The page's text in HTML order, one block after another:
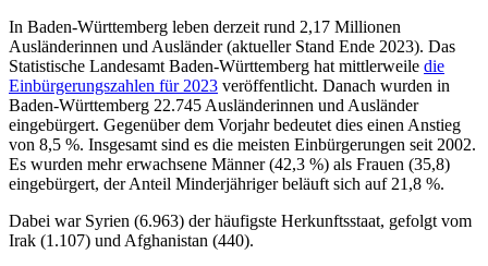
In Baden-Württemberg leben derzeit rund 2,17 Millionen
Ausländerinnen und Ausländer (aktueller Stand Ende 2023). Das
Statistische Landesamt Baden-Württemberg hat mittlerweile die
Einbürgerungszahlen für 2023 veröffentlicht. Danach wurden in
Baden-Württemberg 22.745 Ausländerinnen und Ausländer
eingebürgert. Gegenüber dem Vorjahr bedeutet dies einen Anstieg
von 8,5 %. Insgesamt sind es die meisten Einbürgerungen seit 2002.
Es wurden mehr erwachsene Männer (42,3 %) als Frauen (35,8)
eingebürgert, der Anteil Minderjähriger beläuft sich auf 21,8 %.
Dabei war Syrien (6.963) der häufigste Herkunftsstaat, gefolgt vom
Irak (1.107) und Afghanistan (440).